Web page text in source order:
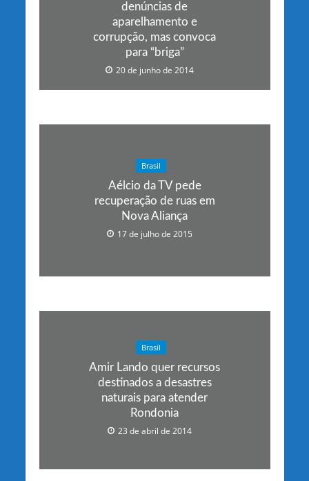
denúncias de
aparelhamento e
corrupção, mas convoca
para “briga”
20 de junho de 2014
Brasil
Aélcio da TV pede
recuperação de ruas em
Nova Aliança
17 de julho de 2015
Brasil
Amir Lando quer recursos
destinados a desastres
naturais para atender
Rondonia
23 de abril de 2014